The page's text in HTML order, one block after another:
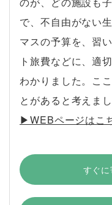
で、不自由がない
マスの予算を、習
ト旅費などに、適
わかりました。こ
とがあると考えまし
▶︎WEBページはこ
すぐ